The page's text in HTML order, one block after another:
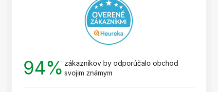
94% zákazníkov by odporúčalo obchod
svojim známym